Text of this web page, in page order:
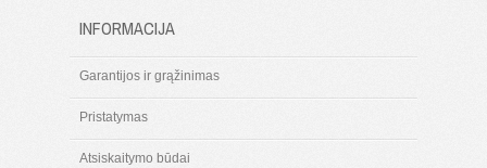
INFORMACIJA
Garantijos ir grąžinimas
Pristatymas
Atsiskaitymo būdai